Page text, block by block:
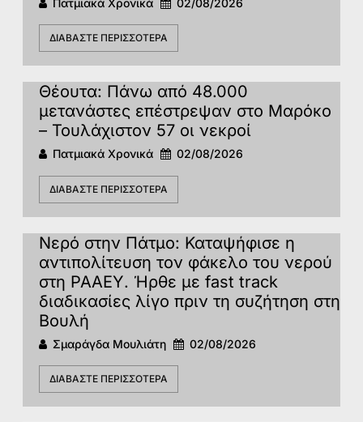
ΔΙΑΒΆΣΤΕ ΠΕΡΙΣΣΌΤΕΡΑ
Θέουτα: Πάνω από 48.000
μετανάστες επέστρεψαν στο Μαρόκο
– Τουλάχιστον 57 οι νεκροί
Πατμιακά Χρονικά 02/08/2026
ΔΙΑΒΆΣΤΕ ΠΕΡΙΣΣΌΤΕΡΑ
Νερό στην Πάτμο: Καταψήφισε η
αντιπολίτευση τον φάκελο του νερού
στη ΡΑΑΕΥ. Ήρθε με fast track
διαδικασίες λίγο πριν τη συζήτηση στη
Βουλή
Σμαράγδα Μουλιάτη 02/08/2026
ΔΙΑΒΆΣΤΕ ΠΕΡΙΣΣΌΤΕΡΑ